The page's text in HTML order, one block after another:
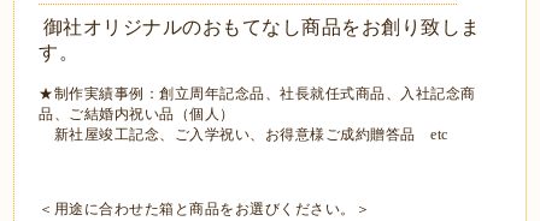
御社オリジナルのおもてなし商品をお創り致しま
す。
★制作実績事例：創立周年記念品、社長就任式商品、入社記念商
品、ご結婚内祝い品（個人）
新社屋竣工記念、ご入学祝い、お得意様ご成約贈答品 etc
＜用途に合わせた箱と商品をお選びください。＞